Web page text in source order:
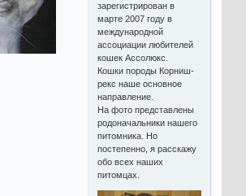
зарегистрирован в
марте 2007 году в
международной
ассоциации любителей
кошек Ассолюкс.
Кошки породы Корниш-
рекс наше основное
направление.
На фото представлены
родоначальники нашего
питомника. Но
постепенно, я расскажу
обо всех наших
питомцах.